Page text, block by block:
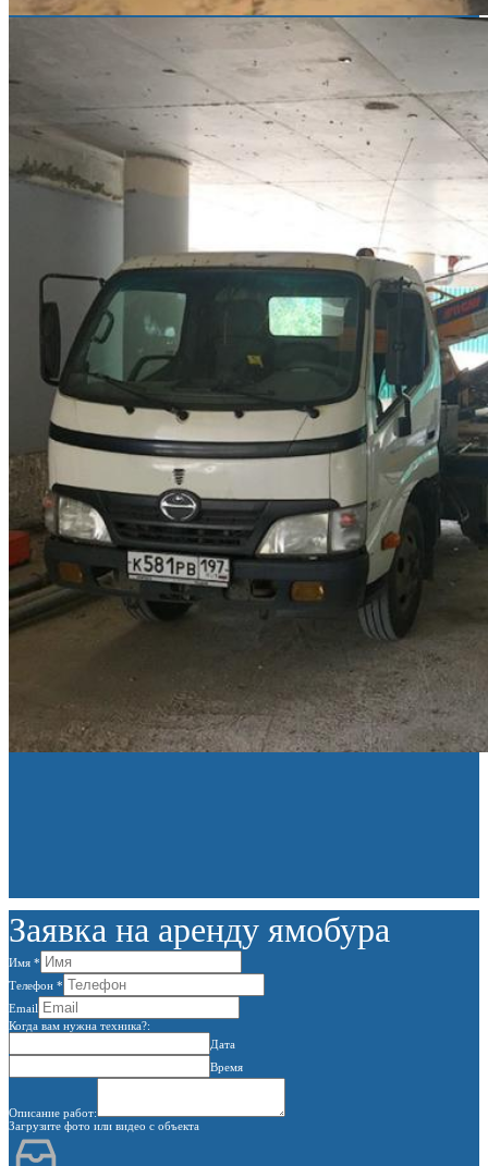
Заявка на аренду ямобура
Имя *
Телефон *
Email
Когда вам нужна техника?:
Дата
Время
Описание работ:
Загрузите фото или видео с объекта